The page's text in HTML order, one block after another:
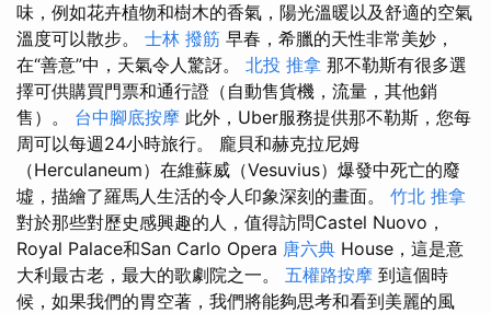
味，例如花卉植物和樹木的香氣，陽光溫暖以及舒適的空氣
溫度可以散步。 士林 撥筋 早春，希臘的天性非常美妙，
在“善意”中，天氣令人驚訝。 北投 推拿 那不勒斯有很多選
擇可供購買門票和通行證（自動售貨機，流量，其他銷
售）。 台中腳底按摩 此外，Uber服務提供那不勒斯，您每
周可以每週24小時旅行。 龐貝和赫克拉尼姆
（Herculaneum）在維蘇威（Vesuvius）爆發中死亡的廢
墟，描繪了羅馬人生活的令人印象深刻的畫面。 竹北 推拿
對於那些對歷史感興趣的人，值得訪問Castel Nuovo，
Royal Palace和San Carlo Opera 唐六典 House，這是意
大利最古老，最大的歌劇院之一。 五權路按摩 到這個時
候，如果我們的胃空著，我們將能夠思考和看到美麗的風